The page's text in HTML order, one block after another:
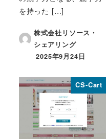
を持った […]
株式会社リソース・
シェアリング
投稿日
2025年9月24日
CS-Cart